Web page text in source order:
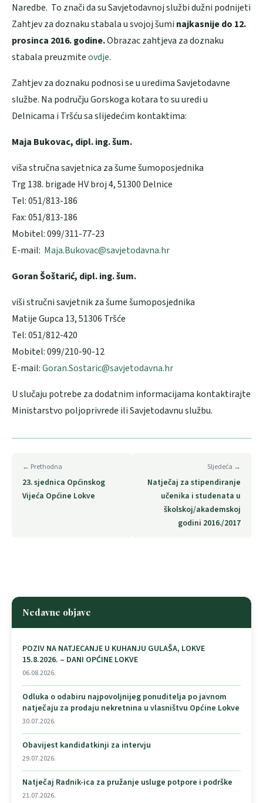
Naredbe. To znači da su Savjetodavnoj službi dužni podnijeti
Zahtjev za doznaku stabala u svojoj šumi najkasnije do 12.
prosinca 2016. godine.Obrazac zahtjeva za doznaku
stabala preuzmiteovdje.
Zahtjev za doznaku podnosi se u uredima Savjetodavne
službe. Na području Gorskoga kotara to su uredi u
Delnicama i Tršću sa slijedećim kontaktima:
Maja Bukovac, dipl. ing. šum.
viša stručna savjetnica za šume šumoposjednika
Trg 138. brigade HV broj 4, 51300 Delnice
Tel: 051/813-186
Fax: 051/813-186
Mobitel: 099/311-77-23
E-mail: Maja.Bukovac@savjetodavna.hr
Goran Šoštarić, dipl. ing. šum.
viši stručni savjetnik za šume šumoposjednika
Matije Gupca 13, 51306 Tršće
Tel: 051/812-420
Mobitel: 099/210-90-12
E-mail:Goran.Sostaric@savjetodavna.hr
U slučaju potrebe za dodatnim informacijama kontaktirajte
Ministarstvo poljoprivrede ili Savjetodavnu službu.
← Prethodna
23. sjednica Općinskog
Vijeća Općine Lokve
Sljedeća →
Natječaj za stipendiranje
učenika i studenata u
školskoj/akademskoj
godini 2016./2017
Nedavne objave
POZIV NA NATJECANJE U KUHANJU GULAŠA, LOKVE
15.8.2026. – DANI OPĆINE LOKVE
06.08.2026.
Odluka o odabiru najpovoljnijeg ponuditelja po javnom
natječaju za prodaju nekretnina u vlasništvu Općine Lokve
30.07.2026.
Obavijest kandidatkinji za intervju
29.07.2026.
Natječaj Radnik-ica za pružanje usluge potpore i podrške
21.07.2026.